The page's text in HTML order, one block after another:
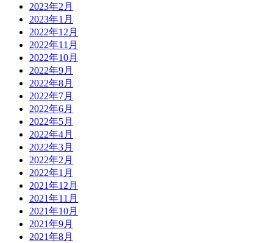
2023年2月
2023年1月
2022年12月
2022年11月
2022年10月
2022年9月
2022年8月
2022年7月
2022年6月
2022年5月
2022年4月
2022年3月
2022年2月
2022年1月
2021年12月
2021年11月
2021年10月
2021年9月
2021年8月